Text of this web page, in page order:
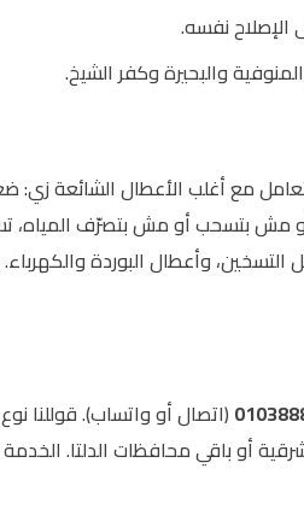
الإصلاح نفسه.
والبحيرة وكفر الشيخ.
مع أغلب الأعطال الشائعة زي:
أو مش بتسحب أو مش بتصرّف المياه،
التسخين، وأعطال البوردة
(اتصال أو واتساب). قوللنا
أو باقي محافظات الدلتا.